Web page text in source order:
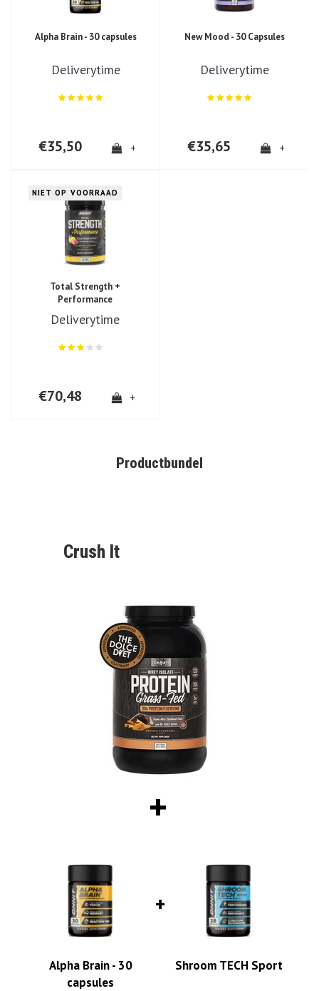
Alpha Brain - 30 capsules
Deliverytime
€35,50 +
New Mood - 30 Capsules
Deliverytime
€35,65 +
NIET OP VOORRAAD
Total Strength +
Performance
Deliverytime
€70,48 +
Productbundel
Crush It
Alpha Brain - 30
capsules
Shroom TECH Sport